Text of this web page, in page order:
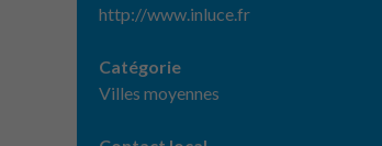
http://www.inluce.fr
Catégorie
Villes moyennes